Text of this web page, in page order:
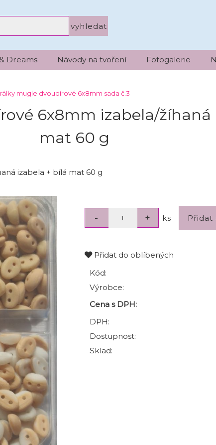
Dreams Návody na tvoření Fotogalerie
mugle dvoudírové 6x8mm sada č.3
6x8mm izabela/žíhaná
mat 60 g
izabela + bílá mat 60 g
ks
Přidat do oblíbených
Kód:
Výrobce:
Cena s DPH:
DPH:
Dostupnost:
Sklad: